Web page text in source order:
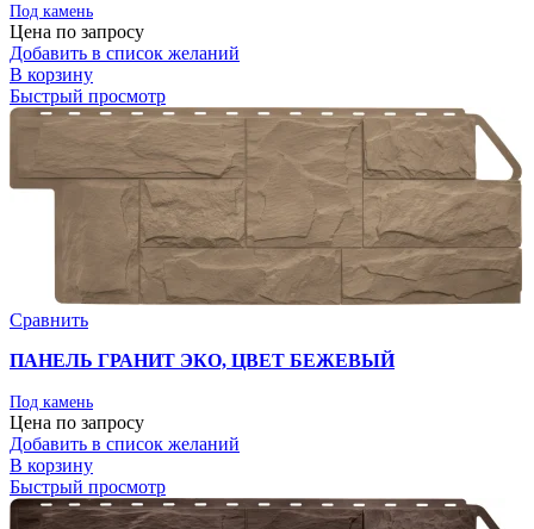
Под камень
Цена по запросу
Добавить в список желаний
В корзину
Быстрый просмотр
Сравнить
ПАНЕЛЬ ГРАНИТ ЭКО, ЦВЕТ БЕЖЕВЫЙ
Под камень
Цена по запросу
Добавить в список желаний
В корзину
Быстрый просмотр